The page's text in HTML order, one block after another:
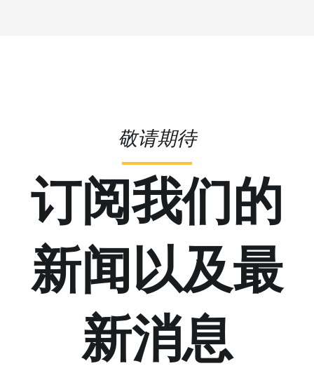
敬请期待
订阅我们的
新闻以及最
新消息